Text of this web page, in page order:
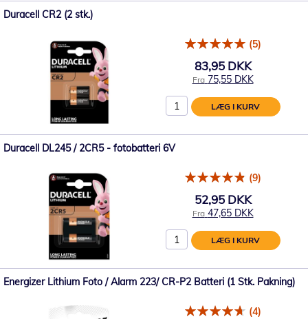
Duracell CR2 (2 stk.)
(5)
83,95 DKK
Fra 75,55 DKK
LÆG I KURV
Duracell DL245 / 2CR5 - fotobatteri 6V
(9)
52,95 DKK
Fra 47,65 DKK
LÆG I KURV
Energizer Lithium Foto / Alarm 223/ CR-P2 Batteri (1 Stk. Pakning)
(4)